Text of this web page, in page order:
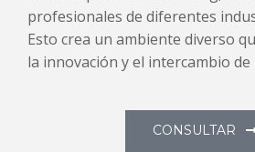
profesionales de diferentes
Esto crea un ambiente diverso
la innovación y el intercambio de
CONSULTAR